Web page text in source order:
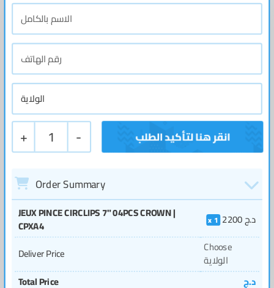
+ 1 -
Order Summary
JEUX PINCE CIRCLIPS 7" 04PCS CROWN |
CPXA4
1 2200د.ج
Deliver Price
Choose
الولاية
Total Price
د.ج